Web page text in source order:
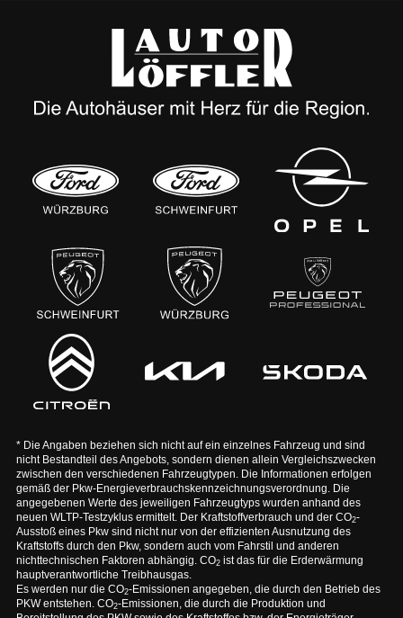
* Die Angaben beziehen sich nicht auf ein einzelnes Fahrzeug und sind
nicht Bestandteil des Angebots, sondern dienen allein Vergleichszwecken
zwischen den verschiedenen Fahrzeugtypen. Die Informationen erfolgen
gemäß der Pkw-Energieverbrauchskennzeichnungsverordnung. Die
angegebenen Werte des jeweiligen Fahrzeugtyps wurden anhand des
neuen WLTP-Testzyklus ermittelt. Der Kraftstoffverbrauch und der CO2-
Ausstoß eines Pkw sind nicht nur von der effizienten Ausnutzung des
Kraftstoffs durch den Pkw, sondern auch vom Fahrstil und anderen
nichttechnischen Faktoren abhängig. CO2ist das für die Erderwärmung
hauptverantwortliche Treibhausgas.
Es werden nur die CO2-Emissionen angegeben, die durch den Betrieb des
PKW entstehen. CO2-Emissionen, die durch die Produktion und